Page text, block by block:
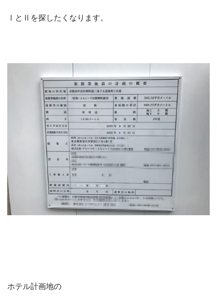
ⅠとⅡを探したくなります。
ホテル計画地の